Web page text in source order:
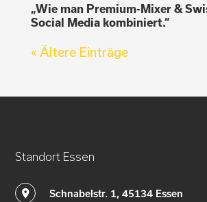
„Wie man Premium-Mixer &
Social Media kombiniert.“
« Ältere Einträge
Standort Essen
Schnabelstr. 1, 45134 Essen